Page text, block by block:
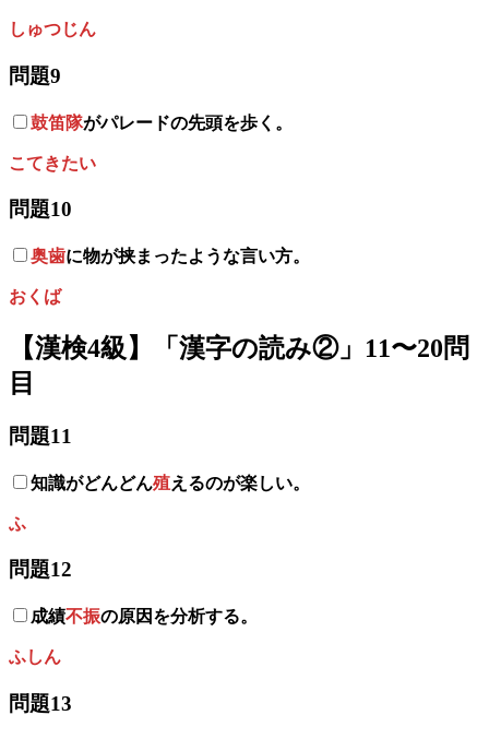
しゅつじん
問題9
鼓笛隊がパレードの先頭を歩く。
こてきたい
問題10
奥歯に物が挟まったような言い方。
おくば
【漢検4級】「漢字の読み②」11〜20問
目
問題11
知識がどんどん殖えるのが楽しい。
ふ
問題12
成績不振の原因を分析する。
ふしん
問題13